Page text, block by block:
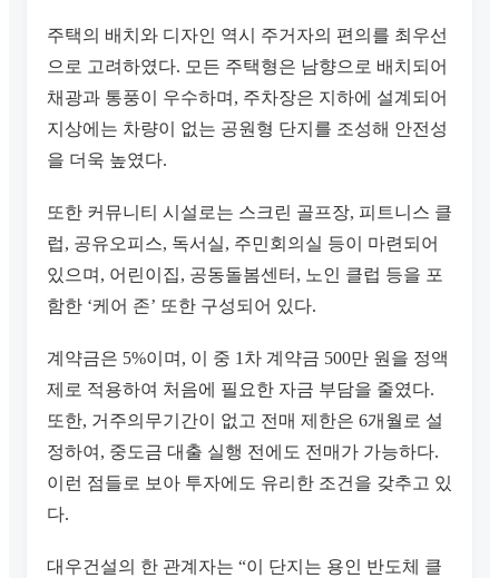
주택의 배치와 디자인 역시 주거자의 편의를 최우선
으로 고려하였다. 모든 주택형은 남향으로 배치되어
채광과 통풍이 우수하며, 주차장은 지하에 설계되어
지상에는 차량이 없는 공원형 단지를 조성해 안전성
을 더욱 높였다.
또한 커뮤니티 시설로는 스크린 골프장, 피트니스 클
럽, 공유오피스, 독서실, 주민회의실 등이 마련되어
있으며, 어린이집, 공동돌봄센터, 노인 클럽 등을 포
함한 ‘케어 존’ 또한 구성되어 있다.
계약금은 5%이며, 이 중 1차 계약금 500만 원을 정액
제로 적용하여 처음에 필요한 자금 부담을 줄였다.
또한, 거주의무기간이 없고 전매 제한은 6개월로 설
정하여, 중도금 대출 실행 전에도 전매가 가능하다.
이런 점들로 보아 투자에도 유리한 조건을 갖추고 있
다.
대우건설의 한 관계자는 “이 단지는 용인 반도체 클